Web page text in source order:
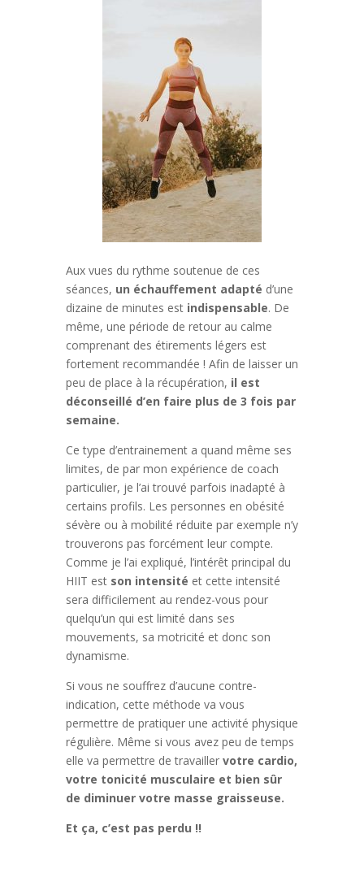
Aux vues du rythme soutenue de ces
séances, un échauffement adapté d’une
dizaine de minutes est indispensable. De
même, une période de retour au calme
comprenant des étirements légers est
fortement recommandée ! Afin de laisser un
peu de place à la récupération, il est
déconseillé d’en faire plus de 3 fois par
semaine.
Ce type d’entrainement a quand même ses
limites, de par mon expérience de coach
particulier, je l’ai trouvé parfois inadapté à
certains profils. Les personnes en obésité
sévère ou à mobilité réduite par exemple n’y
trouverons pas forcément leur compte.
Comme je l’ai expliqué, l’intérêt principal du
HIIT est son intensité et cette intensité
sera difficilement au rendez-vous pour
quelqu’un qui est limité dans ses
mouvements, sa motricité et donc son
dynamisme.
Si vous ne souffrez d’aucune contre-
indication, cette méthode va vous
permettre de pratiquer une activité physique
régulière. Même si vous avez peu de temps
elle va permettre de travailler votre cardio,
votre tonicité musculaire et bien sûr
de diminuer votre masse graisseuse.
Et ça, c’est pas perdu !!